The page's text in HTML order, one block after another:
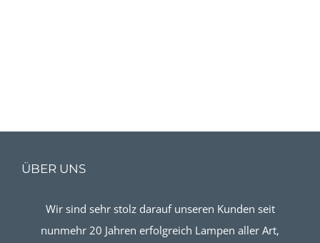
ÜBER UNS
Wir sind sehr stolz darauf unseren Kunden seit
nunmehr 20 Jahren erfolgreich Lampen aller Art,